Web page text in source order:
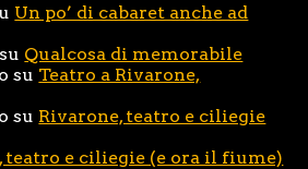
Un po’ di cabaret anche ad
su Qualcosa di memorabile
su Teatro a Rivarone,
su Rivarone, teatro e ciliegie
teatro e ciliegie (e ora il fiume)